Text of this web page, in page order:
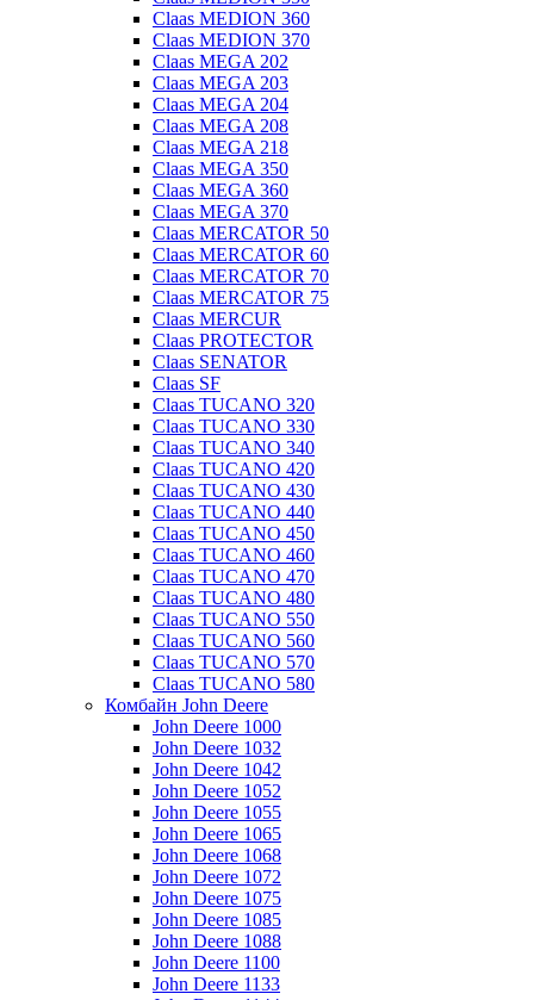
Claas MEDION 360
Claas MEDION 370
Claas MEGA 202
Claas MEGA 203
Claas MEGA 204
Claas MEGA 208
Claas MEGA 218
Claas MEGA 350
Claas MEGA 360
Claas MEGA 370
Claas MERCATOR 50
Claas MERCATOR 60
Claas MERCATOR 70
Claas MERCATOR 75
Claas MERCUR
Claas PROTECTOR
Claas SENATOR
Claas SF
Claas TUCANO 320
Claas TUCANO 330
Claas TUCANO 340
Claas TUCANO 420
Claas TUCANO 430
Claas TUCANO 440
Claas TUCANO 450
Claas TUCANO 460
Claas TUCANO 470
Claas TUCANO 480
Claas TUCANO 550
Claas TUCANO 560
Claas TUCANO 570
Claas TUCANO 580
Комбайн John Deere
John Deere 1000
John Deere 1032
John Deere 1042
John Deere 1052
John Deere 1055
John Deere 1065
John Deere 1068
John Deere 1072
John Deere 1075
John Deere 1085
John Deere 1088
John Deere 1100
John Deere 1133